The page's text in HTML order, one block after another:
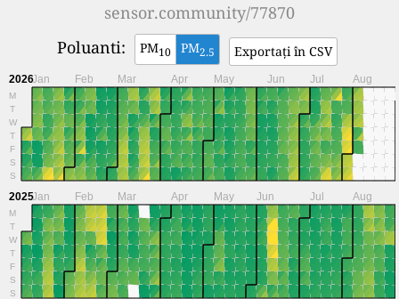
sensor.community/77870
Poluanti:
PM10 PM2.5 Exportați în CSV
2026
M
T
W
T
F
S
S
Jan Feb Mar Apr May Jun Jul Aug
2025
M
T
W
T
F
S
S
Jan Feb Mar Apr May Jun Jul Aug